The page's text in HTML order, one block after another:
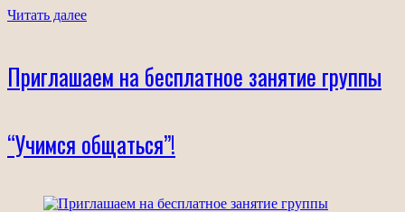
Читать далее
Приглашаем на бесплатное занятие группы
“Учимся общаться”!